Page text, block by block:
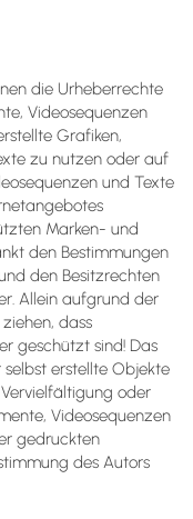
die Urheberrechte
Videosequenzen
Grafiken,
zu nutzen oder auf
und Texte
Marken- und
den Bestimmungen
den Besitzrechten
Allein aufgrund der
dass
geschützt sind! Das
erstellte Objekte
oder
Videosequenzen
gedruckten
des Autors